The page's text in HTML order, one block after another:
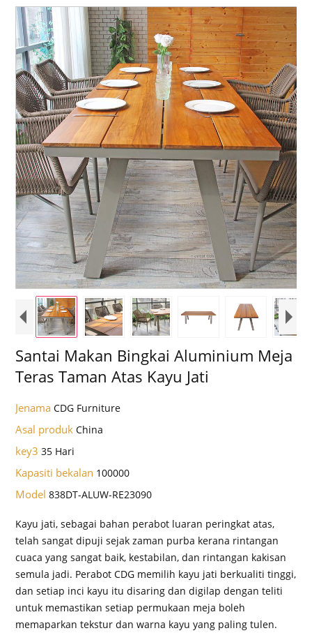
Santai Makan Bingkai Aluminium Meja
Teras Taman Atas Kayu Jati
JenamaCDG Furniture
Asal produkChina
key335 Hari
Kapasiti bekalan 100000
Model838DT-ALUW-RE23090
Kayu jati, sebagai bahan perabot luaran peringkat atas,
telah sangat dipuji sejak zaman purba kerana rintangan
cuaca yang sangat baik, kestabilan, dan rintangan kakisan
semula jadi. Perabot CDG memilih kayu jati berkualiti tinggi,
dan setiap inci kayu itu disaring dan digilap dengan teliti
untuk memastikan setiap permukaan meja boleh
memaparkan tekstur dan warna kayu yang paling tulen.